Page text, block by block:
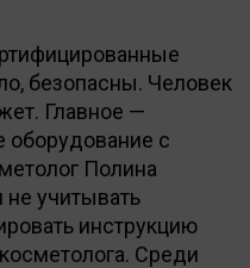
безопасны. Человек
Главное —
оборудование с
Полина
не учитывать
инструкцию
Среди